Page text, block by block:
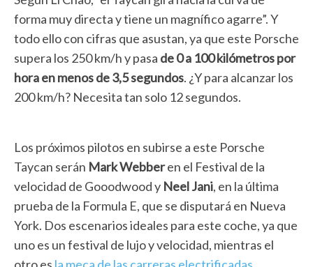
forma muy directa y tiene un magnífico agarre”. Y
todo ello con cifras que asustan, ya que este Porsche
supera los 250 km/h y pasa de 0 a 100 kilómetros por
hora en menos de 3,5 segundos. ¿Y para alcanzar los
200 km/h? Necesita tan solo 12 segundos.
Los próximos pilotos en subirse a este Porsche
Taycan serán Mark Webberen el Festival de la
velocidad de Gooodwood y Neel Jani, en la última
prueba de la Formula E, que se disputará en Nueva
York. Dos escenarios ideales para este coche, ya que
uno es un festival de lujo y velocidad, mientras el